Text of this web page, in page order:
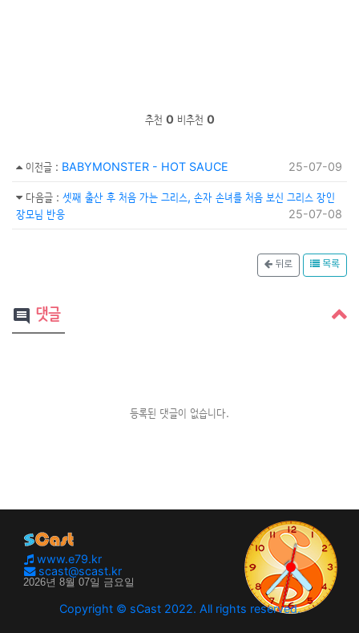
추천 0 비추천 0
이전글 : BABYMONSTER - HOT SAUCE 25-07-09
다음글 : 셋째 출산 후 처음 가는 그리스, 손자 손녀를 처음 보신 그리스 장인
장모님 반응
25-07-08
뒤로 목록
comment 댓글
등록된 댓글이 없습니다.
www.e79.kr
scast@scast.kr
Copyright © sCast 2022. All rights reserved.